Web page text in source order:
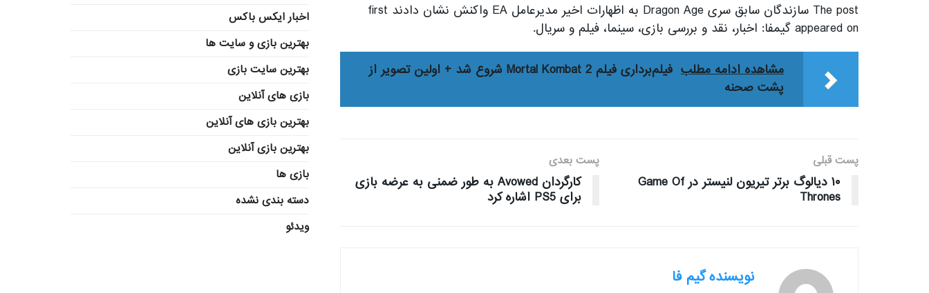
The post سازندگان سابق سری Dragon Age به اظهارات اخیر مدیرعامل EA واکنش نشان دادند first
appeared on گیمفا: اخبار، نقد و بررسی بازی، سینما، فیلم و سریال.
مشاهده ادامه مطلب
فیلم‌برداری فیلم Mortal Kombat 2 شروع شد + اولین تصویر از
پشت صحنه
پست قبلی
۱۰ دیالوگ برتر تیریون لنیستر در Game Of
Thrones
پست بعدی
کارگردان Avowed به طور ضمنی به عرضه بازی
برای PS5 اشاره کرد
نویسنده گیم فا
اخبار ایکس باکس
بهترین بازی و سایت ها
بهترین سایت بازی
بازی های آنلاین
بهترین بازی های آنلاین
بهترین بازی آنلاین
بازی ها
دسته بندی نشده
ویدئو